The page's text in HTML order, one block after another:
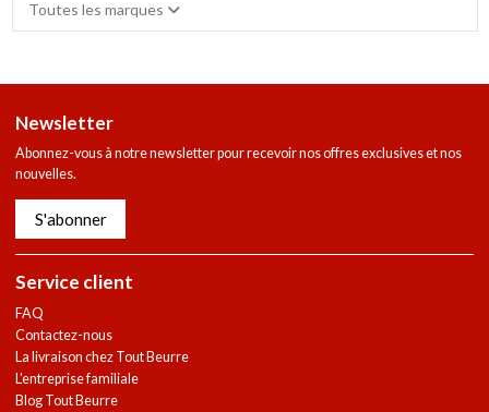
Toutes les marques
Newsletter
Abonnez-vous à notre newsletter pour recevoir nos offres exclusives et nos
nouvelles.
S'abonner
Service client
FAQ
Contactez-nous
La livraison chez Tout Beurre
L'entreprise familiale
Blog Tout Beurre